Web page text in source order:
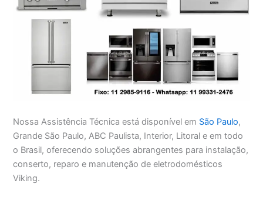
Nossa Assistência Técnica está disponível em São Paulo,
Grande São Paulo, ABC Paulista, Interior, Litoral e em todo
o Brasil, oferecendo soluções abrangentes para instalação,
conserto, reparo e manutenção de eletrodomésticos
Viking.